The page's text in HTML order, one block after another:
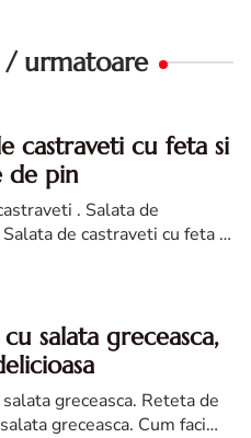
/ urmatoare
castraveti cu feta si
de pin
. Salata de
de castraveti cu feta si
salata greceasca,
greceasca. Reteta de
greceasca. Cum faci